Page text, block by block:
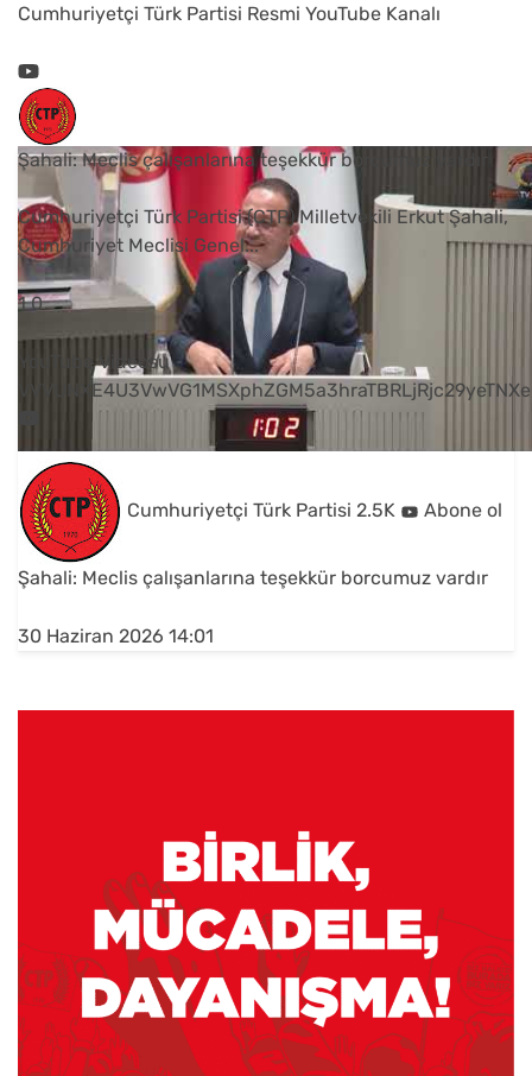
Cumhuriyetçi Türk Partisi Resmi YouTube Kanalı
Şahali: Meclis çalışanlarına teşekkür borcumuz vardır
Cumhuriyetçi Türk Partisi (CTP) Milletvekili Erkut Şahali,
Cumhuriyet Meclisi Genel...
1 0
YouTube Videosu
Cumhuriyetçi Türk Partisi 2.5K Abone ol
Şahali: Meclis çalışanlarına teşekkür borcumuz vardır
30 Haziran 2026 14:01